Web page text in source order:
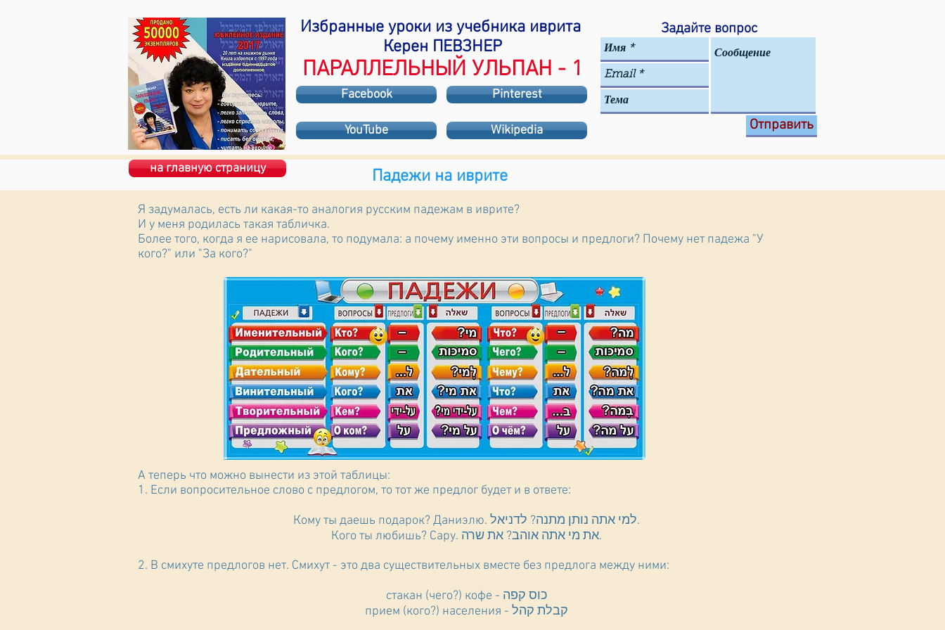
Избранные уроки из учебника иврита
Керен ПЕВЗНЕР
ПАРАЛЛЕЛЬНЫЙ УЛЬПАН - 1
Facebook
YouTube
Pinterest
Wikipedia
Задайте вопрос
Отправить
на главную страницу Падежи на иврите
Я задумалась, есть ли какая-то аналогия русским падежам в иврите?
И у меня родилась такая табличка.
Более того, когда я ее нарисовала, то подумала: а почему именно эти вопросы и предлоги? Почему нет падежа "У
кого?" или "За кого?"
А теперь что можно вынести из этой таблицы:
1. Если вопросительное слово с предлогом, то тот же предлог будет и в ответе:
Кому ты даешь подарок? Даниэлю. למי אתה נותן מתנה? לדניאל.
Кого ты любишь? Сару. את מי אתה אוהב? את שרה.
2. В смихуте предлогов нет. Смихут - это два существительных вместе без предлога между ними:
стакан (чего?) кофе - כוס קפה
прием (кого?) населения - קבלת קהל